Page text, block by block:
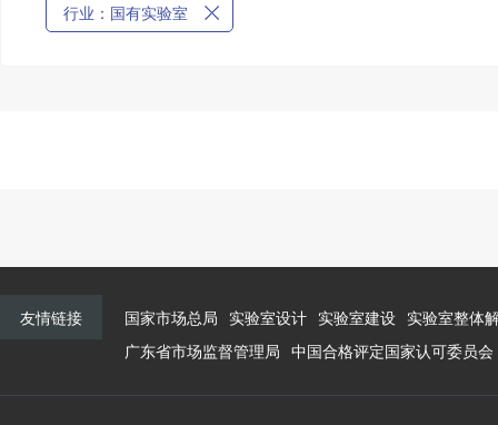
行业：国有实验室
友情链接 国家市场总局 实验室设计 实验室建设 实验室整体
广东省市场监督管理局 中国合格评定国家认可委员会